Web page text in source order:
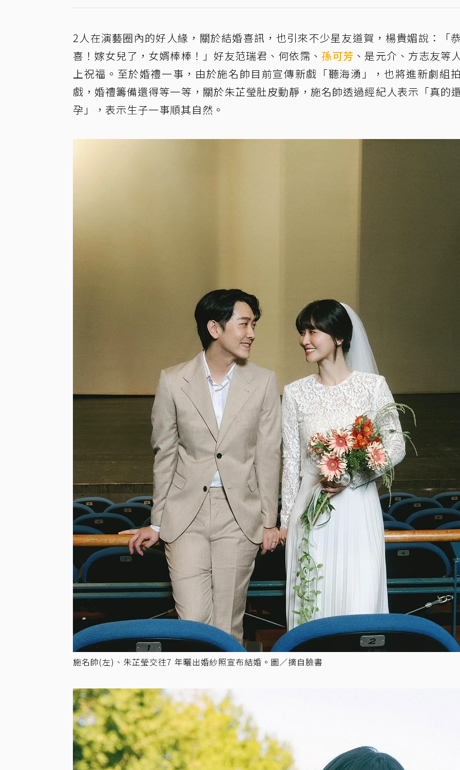
2人在演藝圈內的好人緣，關於結婚喜訊，也引來不少星友道賀，楊貴媚說：「
喜！嫁女兒了，女婿棒棒！」好友范瑞君、何依霈、 孫可芳 、是元介、方志友等
上祝福。至於婚禮一事，由於施名帥目前宣傳新戲「聽海湧」，也將進新劇組
戲，婚禮籌備還得等一等，關於朱芷瑩肚皮動靜，施名帥透過經紀人表示「真的
孕」，表示生子一事順其自然。
施名帥(左)、朱芷瑩交往7 年曬出婚紗照宣布結婚。圖／摘自臉書